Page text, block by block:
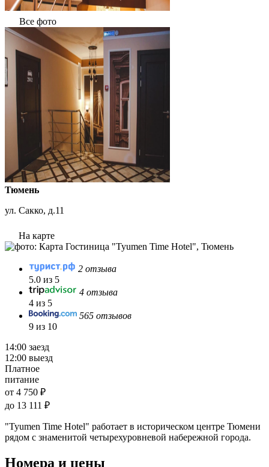
Все фото
Тюмень
ул. Сакко, д.11
На карте
2 отзыва
5.0 из 5
4 отзыва
4 из 5
565 отзывов
9 из 10
14:00 заезд
12:00 выезд
Платное
питание
от 4 750 ₽
до 13 111 ₽
"Tyumen Time Hotel" работает в историческом центре Тюмени
рядом с знаменитой четырехуровневой набережной города.
Номера и цены